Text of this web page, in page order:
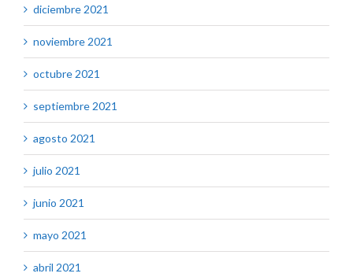
diciembre 2021
noviembre 2021
octubre 2021
septiembre 2021
agosto 2021
julio 2021
junio 2021
mayo 2021
abril 2021